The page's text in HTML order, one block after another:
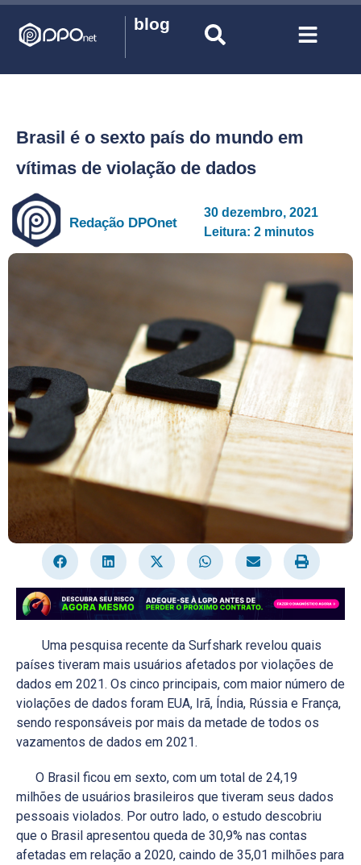
blog
Brasil é o sexto país do mundo em
vítimas de violação de dados
Redação DPOnet
30 dezembro, 2021
Leitura: 2 minutos
Uma pesquisa recente da Surfshark revelou quais
países tiveram mais usuários afetados por violações de
dados em 2021. Os cinco principais, com maior número de
violações de dados foram EUA, Irã, Índia, Rússia e França,
sendo responsáveis por mais da metade de todos os
vazamentos de dados em 2021.
O Brasil ficou em sexto, com um total de 24,19
milhões de usuários brasileiros que tiveram seus dados
pessoais violados. Por outro lado, o estudo descobriu
que o Brasil apresentou queda de 30,9% nas contas
afetadas em relação a 2020, caindo de 35,01 milhões para